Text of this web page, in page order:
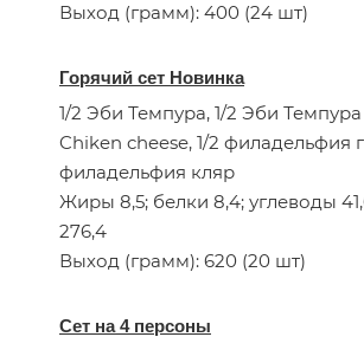
Выход (грамм): 400 (24 шт)
Горячий сет Новинка
1/2 Эби Темпура, 1/2 Эби Темпура
Chiken cheese, 1/2 филадельфия
филадельфия кляр
Жиры 8,5; белки 8,4; углеводы
276,4
Выход (грамм): 620 (20 шт)
Сет на 4 персоны